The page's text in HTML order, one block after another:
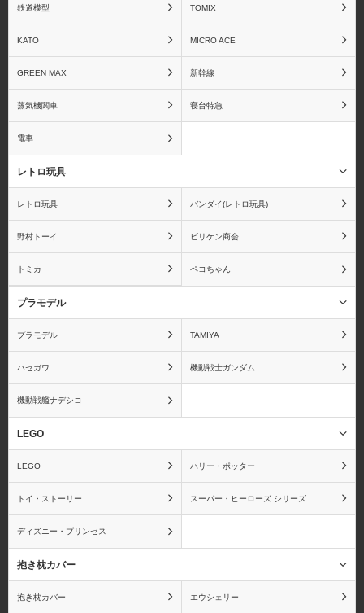
あの夏で待ってる
あの日見た花の名前を僕
達はまだ知らない。
甘城ブリリアントパーク ARIA The NATURAL
アンパンマン
IS〈インフィニット・ス
ウィッチブレイド ウサビッチ
うたの☆プリンスさまっ
宇宙戦艦ヤマト
鉄道模型 TOMIX
KATO MICRO ACE
GREEN MAX 新幹線
蒸気機関車 寝台特急
電車
レトロ玩具
レトロ玩具 バンダイ(レトロ玩具)
野村トーイ ビリケン商会
トミカ ペコちゃん
プラモデル
プラモデル TAMIYA
ハセガワ 機動戦士ガンダム
機動戦艦ナデシコ
LEGO
LEGO ハリー・ポッター
トイ・ストーリー スーパー・ヒーローズ シリーズ
ディズニー・プリンセス
抱き枕カバー
抱き枕カバー エウシェリー